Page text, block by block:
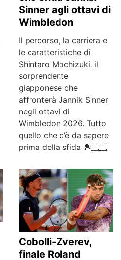
Sinner agli ottavi di
Wimbledon
Il percorso, la carriera e
le caratteristiche di
Shintaro Mochizuki, il
sorprendente
giapponese che
affronterà Jannik Sinner
negli ottavi di
Wimbledon 2026. Tutto
quello che c’è da sapere
prima della sfida 🎾🇮🇹
Cobolli-Zverev,
finale Roland